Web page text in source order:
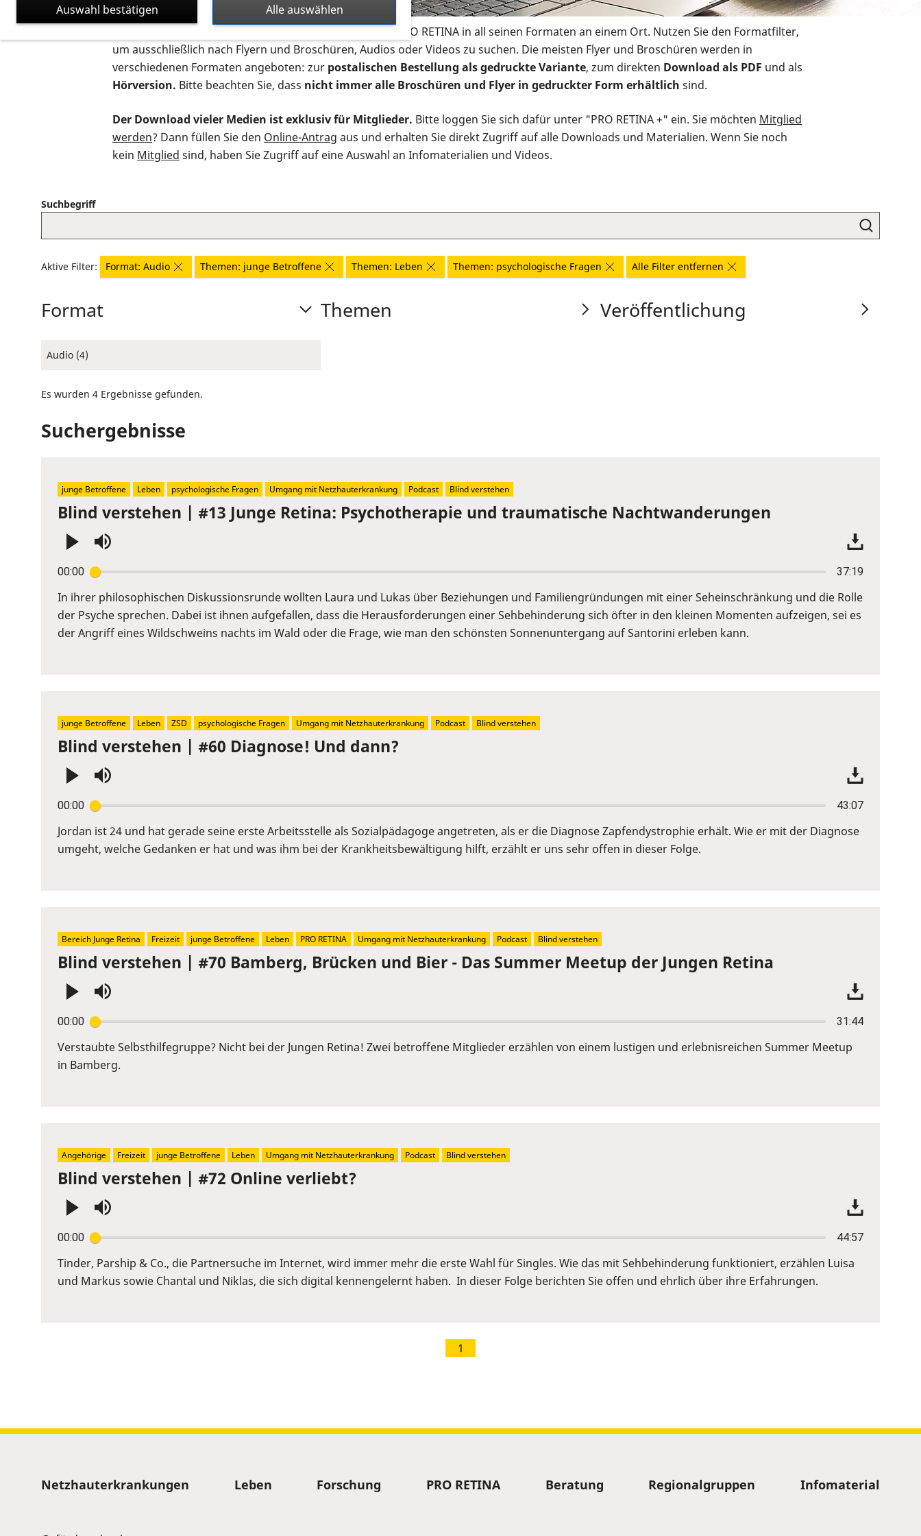
Auf dieser Seite finden Sie sämtliches Infomaterial der PRO RETINA in all seinen Formaten an einem Ort. Nutzen Sie den Formatfilter,
um ausschließlich nach Flyern und Broschüren, Audios oder Videos zu suchen. Die meisten Flyer und Broschüren werden in
verschiedenen Formaten angeboten: zur postalischen Bestellung als gedruckte Variante, zum direkten Download als PDF und als
Hörversion. Bitte beachten Sie, dass nicht immer alle Broschüren und Flyer in gedruckter Form erhältlich sind.
Der Download vieler Medien ist exklusiv für Mitglieder. Bitte loggen Sie sich dafür unter "PRO RETINA +" ein. Sie möchten Mitglied
werden? Dann füllen Sie den Online-Antrag aus und erhalten Sie direkt Zugriff auf alle Downloads und Materialien. Wenn Sie noch
kein Mitglied sind, haben Sie Zugriff auf eine Auswahl an Infomaterialien und Videos.
Suchbegriff
Aktive Filter: Format: Audio Themen: junge Betroffene Themen: Leben Themen: psychologische Fragen Alle Filter entfernen
Format
Audio (4)
Themen Veröffentlichung
Es wurden 4 Ergebnisse gefunden.
Suchergebnisse
Blind verstehen | #13 Junge Retina: Psychotherapie und traumatische Nachtwanderungen
00:00 37:19
Enter
or
Space
to
In ihrer philosophischen Diskussionsrunde wollten Laura und Lukas über Beziehungen und Familiengründungen mit einer Seheinschränkung und die Rolle
der Psyche sprechen. Dabei ist ihnen aufgefallen, dass die Herausforderungen einer Sehbehinderung sich öfter in den kleinen Momenten aufzeigen, sei es
der Angriff eines Wildschweins nachts im Wald oder die Frage, wie man den schönsten Sonnenuntergang auf Santorini erleben kann.
junge Betroffene Leben psychologische Fragen Umgang mit Netzhauterkrankung Podcast Blind verstehen
Blind verstehen | #60 Diagnose! Und dann?
00:00 43:07
Enter
or
Space
Jordan ist 24 und hat gerade seine erste Arbeitsstelle als Sozialpädagoge angetreten, als er die Diagnose Zapfendystrophie erhält. Wie er mit der Diagnose
umgeht, welche Gedanken er hat und was ihm bei der Krankheitsbewältigung hilft, erzählt er uns sehr offen in dieser Folge.
junge Betroffene Leben ZSD psychologische Fragen Umgang mit Netzhauterkrankung Podcast Blind verstehen
Blind verstehen | #70 Bamberg, Brücken und Bier - Das Summer Meetup der Jungen Retina
00:00 31:44
Enter
or
Space
Verstaubte Selbsthilfegruppe? Nicht bei der Jungen Retina! Zwei betroffene Mitglieder erzählen von einem lustigen und erlebnisreichen Summer Meetup
in Bamberg.
Bereich Junge Retina Freizeit junge Betroffene Leben PRO RETINA Umgang mit Netzhauterkrankung Podcast Blind verstehen
Blind verstehen | #72 Online verliebt?
00:00 44:57
Enter
or
Space
Tinder, Parship & Co., die Partnersuche im Internet, wird immer mehr die erste Wahl für Singles. Wie das mit Sehbehinderung funktioniert, erzählen Luisa
und Markus sowie Chantal und Niklas, die sich digital kennengelernt haben. In dieser Folge berichten Sie offen und ehrlich über ihre Erfahrungen.
Angehörige Freizeit junge Betroffene Leben Umgang mit Netzhauterkrankung Podcast Blind verstehen
1
Sitemap
Netzhauterkrankungen Leben Forschung PRO RETINA Beratung Regionalgruppen Infomaterial
Alle auswählen
Auswahl bestätigen